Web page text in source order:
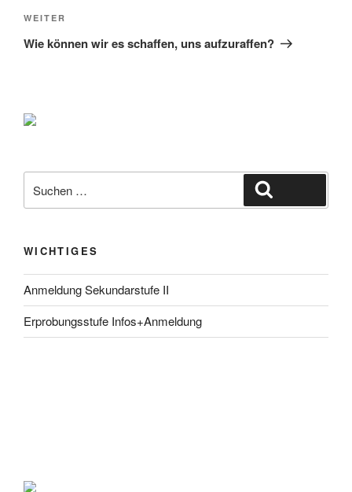
Nächster
Beitrag
WEITER
Wie können wir es schaffen, uns aufzuraffen?
nach:
WICHTIGES
Anmeldung Sekundarstufe II
Erprobungsstufe Infos+Anmeldung